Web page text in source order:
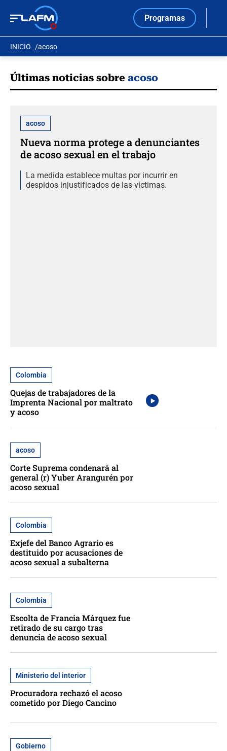
Programas
INICIO acoso
Últimas noticias sobre acoso
acoso
Nueva norma protege a denunciantes
de acoso sexual en el trabajo
La medida establece multas por incurrir en
despidos injustificados de las víctimas.
Colombia
Quejas de trabajadores de la
Imprenta Nacional por maltrato
y acoso
acoso
Corte Suprema condenará al
general (r) Yuber Arangurén por
acoso sexual
Colombia
Exjefe del Banco Agrario es
destituido por acusaciones de
acoso sexual a subalterna
Colombia
Escolta de Francia Márquez fue
retirado de su cargo tras
denuncia de acoso sexual
Ministerio del interior
Procuradora rechazó el acoso
cometido por Diego Cancino
Gobierno